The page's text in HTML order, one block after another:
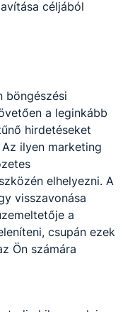
céljából
böngészési
a leginkább
hirdetéseket
ilyen marketing
elhelyezni. A
visszavonása
a
csupán ezek
Ön számára